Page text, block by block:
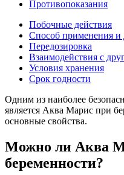
Противопоказания
Побочные действия
Способ применения и
Передозировка
Взаимодействия с
Условия хранения
Срок годности
Одним из наиболее
является Аква Марис при
основные свойства.
Можно ли Аква
беременности?